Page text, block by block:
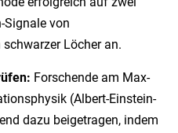
Signale von
Löcher an.
Forschende am Max-
(Albert-Einstein-
dazu beigetragen, indem